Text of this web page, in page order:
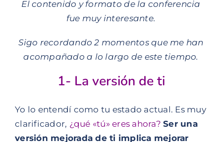
El contenido y formato de la conferencia
fue muy interesante.
Sigo recordando 2 momentos que me han
acompañado a lo largo de este tiempo.
1- La versión de ti
Yo lo entendí como tu estado actual. Es muy
clarificador, ¿qué «tú» eres ahora? Ser una
versión mejorada de ti implica mejorar